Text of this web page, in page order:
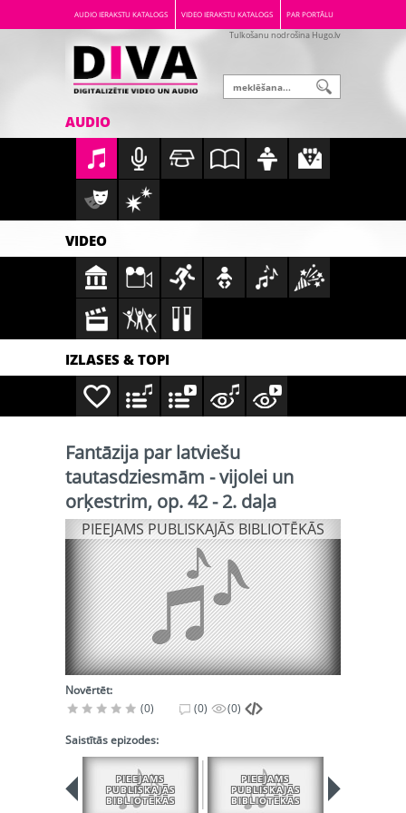
AUDIO IERAKSTU KATALOGS VIDEO IERAKSTU KATALOGS PAR PORTĀLU
Tulkošanu nodrošina Hugo.lv
AUDIO
VIDEO
IZLASES & TOPI
Fantāzija par latviešu
tautasdziesmām - vijolei un
orķestrim, op. 42 - 2. daļa
PIEEJAMS PUBLISKAJĀS BIBLIOTĒKĀS
Novērtēt:
(0)
(0) (0)
Saistītās epizodes:
PIEEJAMS
PUBLISKAJĀS
BIBLIOTĒKĀS
PIEEJAMS
PUBLISKAJĀS
BIBLIOTĒKĀS